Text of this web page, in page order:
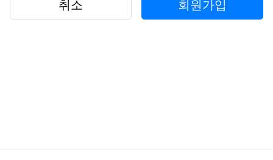
셔도 됩니다.
회원가입
취소